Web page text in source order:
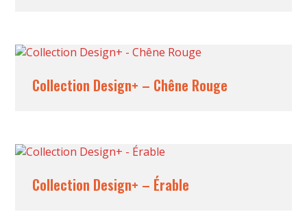
Collection Design+ – Chêne Rouge
Collection Design+ – Érable